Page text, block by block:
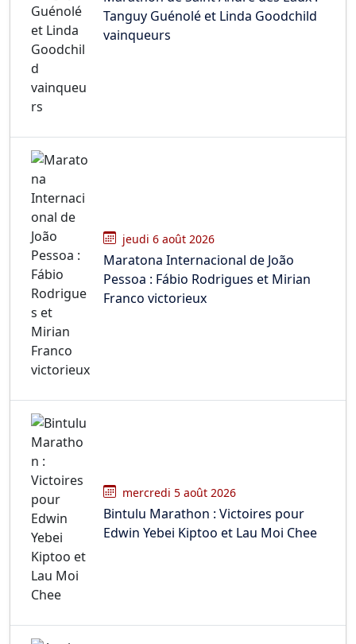
Tanguy Guénolé et Linda Goodchild
vainqueurs
jeudi 6 août 2026
Maratona Internacional de João
Pessoa : Fábio Rodrigues et Mirian
Franco victorieux
mercredi 5 août 2026
Bintulu Marathon : Victoires pour
Edwin Yebei Kiptoo et Lau Moi Chee